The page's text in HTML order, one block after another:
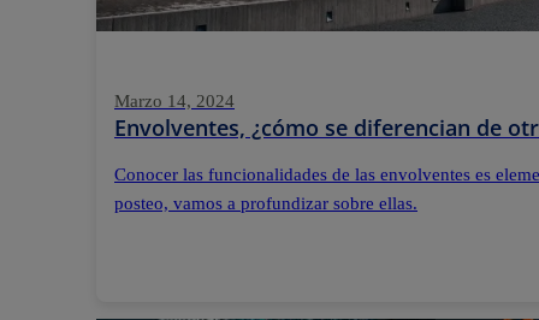
Marzo 14, 2024
Envolventes, ¿cómo se diferencian de
Conocer las funcionalidades de las envolventes es
posteo, vamos a profundizar sobre ellas.